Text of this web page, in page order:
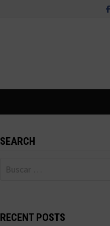
SEARCH
Buscar:
RECENT POSTS